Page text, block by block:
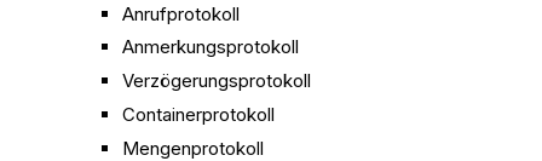
Anrufprotokoll
Anmerkungsprotokoll
Verzögerungsprotokoll
Containerprotokoll
Mengenprotokoll